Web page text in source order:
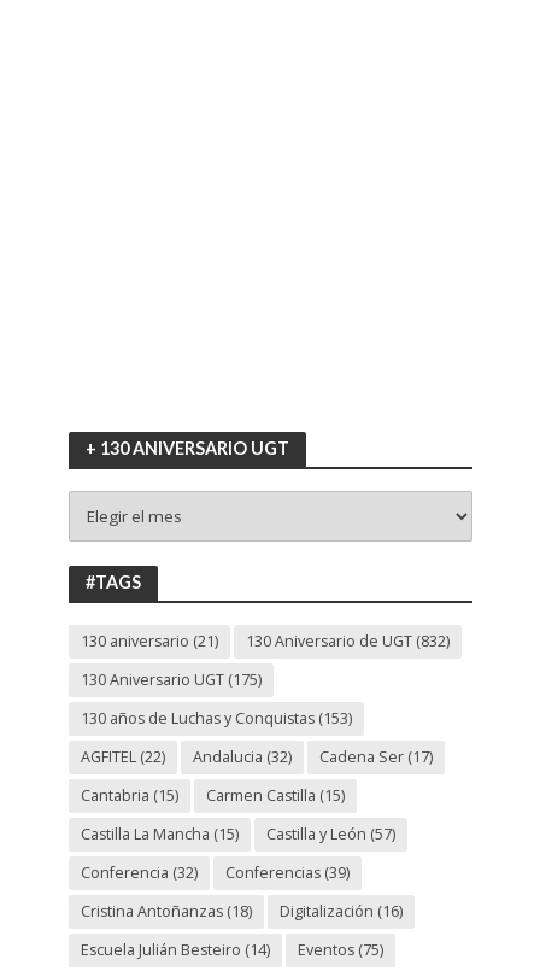
+ 130 ANIVERSARIO UGT
130
ANIVERSARIO
UGT
#TAGS
130 aniversario (21) 130 Aniversario de UGT(832)
130 Aniversario UGT(175)
130 años de Luchas y Conquistas(153)
AGFITEL(22) Andalucia (32) Cadena Ser(17)
Cantabria (15) Carmen Castilla (15)
Castilla La Mancha (15) Castilla y León (57)
Conferencia (32) Conferencias(39)
Cristina Antoñanzas(18) Digitalización (16)
Escuela Julián Besteiro (14) Eventos(75)